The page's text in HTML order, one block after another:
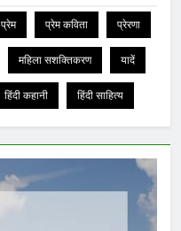
प्रेम प्रेम कविता प्रेरणा
महिला सशक्तिकरण यादें
हिंदी कहानी हिंदी साहित्य